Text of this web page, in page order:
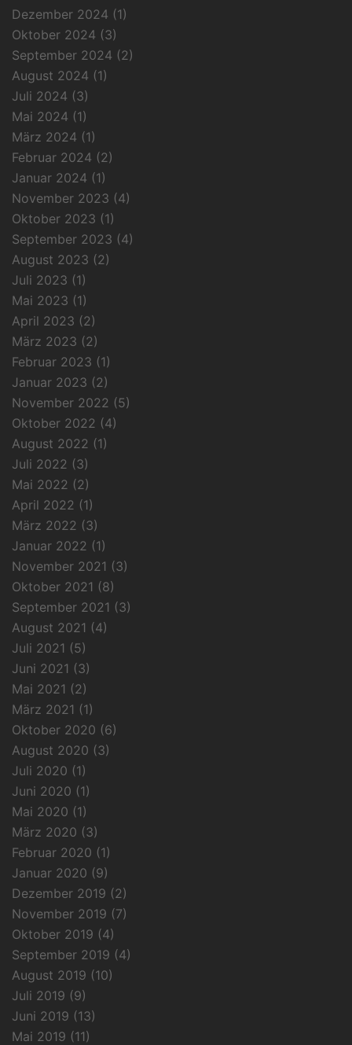
Dezember 2024 (1)
Oktober 2024 (3)
September 2024 (2)
August 2024 (1)
Juli 2024 (3)
Mai 2024 (1)
März 2024 (1)
Februar 2024 (2)
Januar 2024 (1)
November 2023 (4)
Oktober 2023 (1)
September 2023 (4)
August 2023 (2)
Juli 2023 (1)
Mai 2023 (1)
April 2023 (2)
März 2023 (2)
Februar 2023 (1)
Januar 2023 (2)
November 2022 (5)
Oktober 2022 (4)
August 2022 (1)
Juli 2022 (3)
Mai 2022 (2)
April 2022 (1)
März 2022 (3)
Januar 2022 (1)
November 2021 (3)
Oktober 2021 (8)
September 2021 (3)
August 2021 (4)
Juli 2021 (5)
Juni 2021 (3)
Mai 2021 (2)
März 2021 (1)
Oktober 2020 (6)
August 2020 (3)
Juli 2020 (1)
Juni 2020 (1)
Mai 2020 (1)
März 2020 (3)
Februar 2020 (1)
Januar 2020 (9)
Dezember 2019 (2)
November 2019 (7)
Oktober 2019 (4)
September 2019 (4)
August 2019 (10)
Juli 2019 (9)
Juni 2019 (13)
Mai 2019 (11)